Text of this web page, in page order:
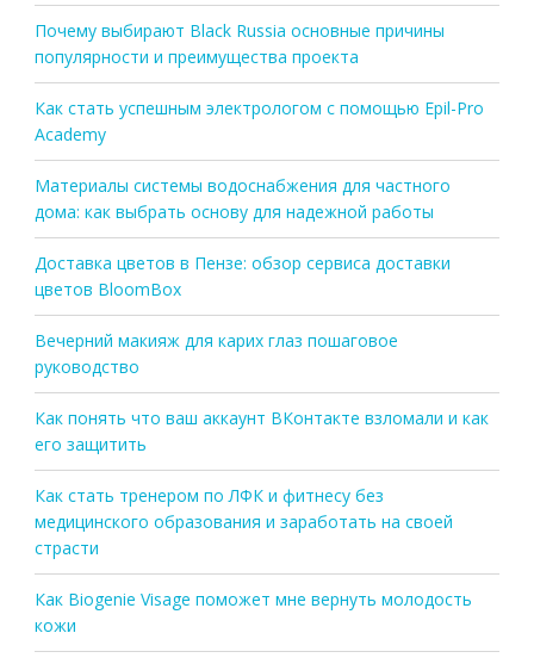
Почему выбирают Black Russia основные причины
популярности и преимущества проекта
Как стать успешным электрологом с помощью Epil-Pro
Academy
Материалы системы водоснабжения для частного
дома: как выбрать основу для надежной работы
Доставка цветов в Пензе: обзор сервиса доставки
цветов BloomBox
Вечерний макияж для карих глаз пошаговое
руководство
Как понять что ваш аккаунт ВКонтакте взломали и как
его защитить
Как стать тренером по ЛФК и фитнесу без
медицинского образования и заработать на своей
страсти
Как Biogenie Visage поможет мне вернуть молодость
кожи